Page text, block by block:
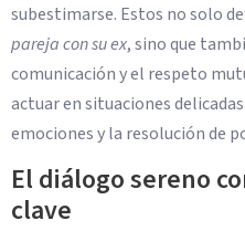
subestimarse. Estos no solo
pareja con su ex, sino que
comunicación y el respeto
actuar en situaciones
emociones y la resolución de
El diálogo sereno
clave